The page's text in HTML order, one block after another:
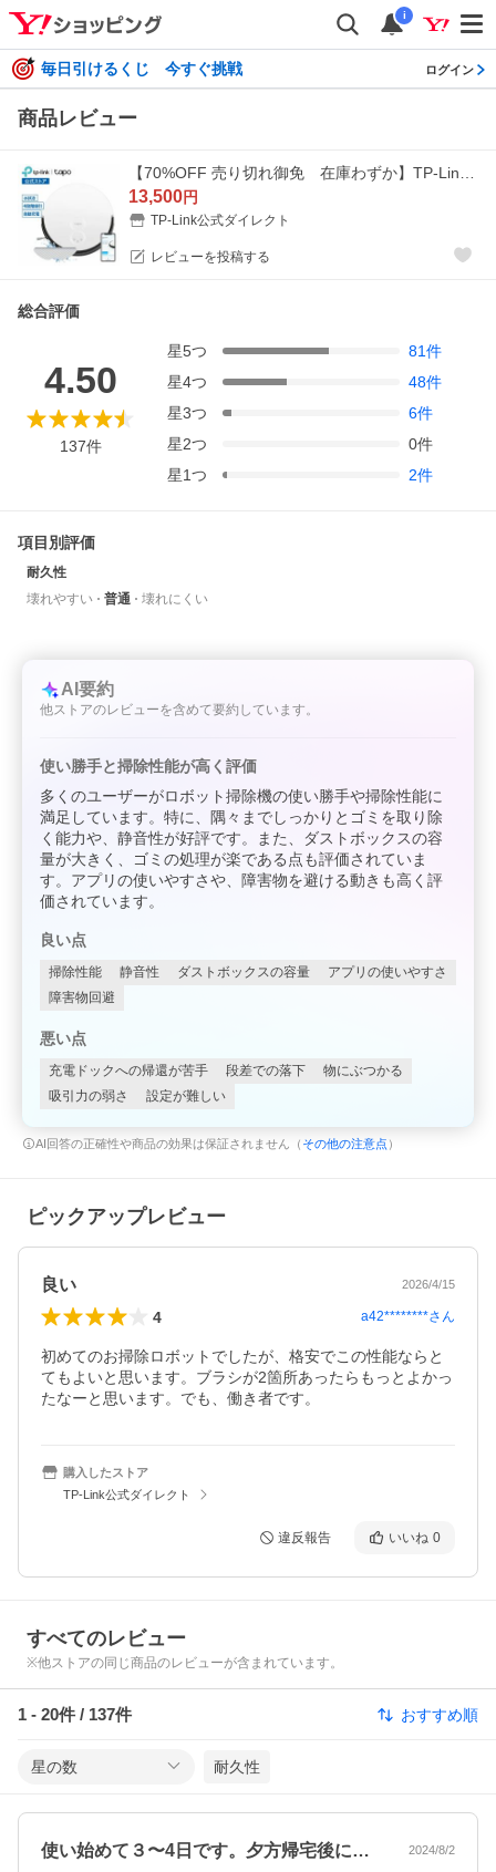
i
毎日引けるくじ 今すぐ挑戦 ログイン
商品レビュー
13,500円
TP-Link公式ダイレクト
レビューを投稿する
総合評価
4.50
137件
星5つ 81件
星4つ 48件
星3つ 6件
星2つ 0件
星1つ 2件
項目別評価
耐久性
壊れやすい
普通 壊れにくい
AI要約
他ストアのレビューを含めて要約しています。
使い勝手と掃除性能が高く評価
多くのユーザーがロボット掃除機の使い勝手や掃除性能に
満足しています。特に、隅々までしっかりとゴミを取り除
く能力や、静音性が好評です。また、ダストボックスの容
量が大きく、ゴミの処理が楽である点も評価されていま
す。アプリの使いやすさや、障害物を避ける動きも高く評
価されています。
良い点
掃除性能 静音性 ダストボックスの容量
アプリの使いやすさ
障害物回避
悪い点
充電ドックへの帰還が苦手 段差での落下
物にぶつかる
吸引力の弱さ
設定が難しい
AI回答の正確性や商品の効果は保証されません（ その他の注意点 ）
ピックアップレビュー
良い 2026/4/15
4 a42********さん
初めてのお掃除ロボットでしたが、格安でこの性能ならと
てもよいと思います。ブラシが2箇所あったらもっとよかっ
たなーと思います。でも、働き者です。
購入したストア
TP-Link公式ダイレクト
違反報告 いいね 0
すべてのレビュー
※他ストアの同じ商品のレビューが含まれています。
1 - 20件 / 137件 おすすめ順
星の数 耐久性
使い始めて３〜4日です。夕方帰宅後に居… 2024/8/2